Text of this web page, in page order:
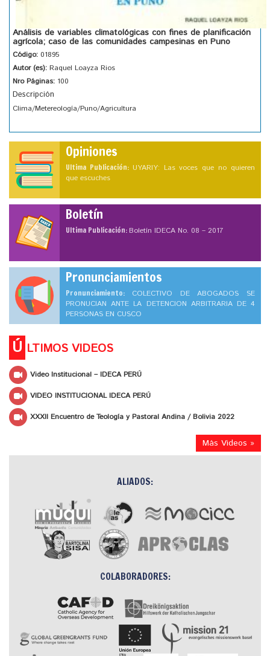
Análisis de variables climatológicas con fines de planificación
agrícola; caso de las comunidades campesinas en Puno
Código: 01895
Autor (es): Raquel Loayza Rios
Nro Páginas: 100
Descripción
Clima/Metereología/Puno/Agricultura
Opiniones
Ultima Publicación: UYARIY: Las voces que no quieren
que escuches
Boletín
Ultima Publicación:Boletín IDECA No. 08 – 2017
Pronunciamientos
Pronunciamiento: COLECTIVO DE ABOGADOS SE
PRONUCIAN ANTE LA DETENCION ARBITRARIA DE 4
PERSONAS EN CUSCO
Ú LTIMOS VIDEOS
Video Institucional – IDECA PERÚ
VIDEO INSTITUCIONAL IDECA PERÚ
XXXII Encuentro de Teología y Pastoral Andina / Bolivia 2022
Más Videos »
ALIADOS:
COLABORADORES: